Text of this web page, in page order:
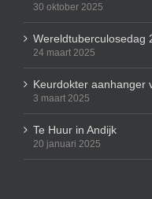
30 oktober 2025
Wereldtuberculosedag
24 maart 2025
Keurdokter aanhanger
3 maart 2025
Te Huur in Andijk
20 januari 2025